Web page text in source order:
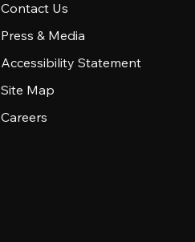
Contact Us
Press & Media
Accessibility Statement
Site Map
Careers